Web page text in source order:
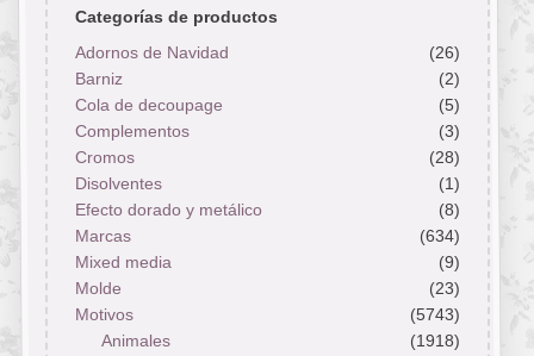
Categorías de productos
Adornos de Navidad
(26)
Barniz
(2)
Cola de decoupage
(5)
Complementos
(3)
Cromos
(28)
Disolventes
(1)
Efecto dorado y metálico
(8)
Marcas
(634)
Mixed media
(9)
Molde
(23)
Motivos
(5743)
Animales
(1918)